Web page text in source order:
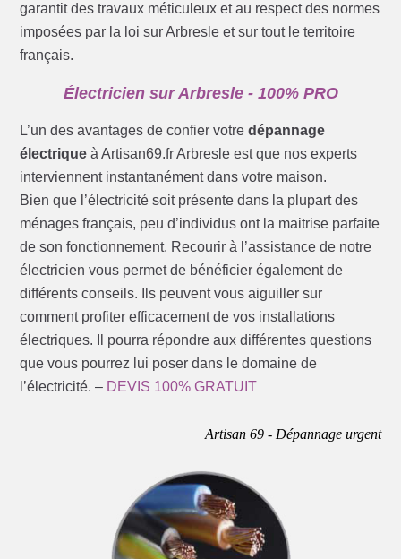
garantit des travaux méticuleux et au respect des normes
imposées par la loi sur Arbresle et sur tout le territoire
français.
Électricien sur Arbresle - 100% PRO
L’un des avantages de confier votredépannage
électrique à Artisan69.fr Arbresle est que nos experts
interviennent instantanément dans votre maison.
Bien que l’électricité soit présente dans la plupart des
ménages français, peu d’individus ont la maitrise parfaite
de son fonctionnement. Recourir à l’assistance de notre
électricien vous permet de bénéficier également de
différents conseils. Ils peuvent vous aiguiller sur
comment profiter efficacement de vos installations
électriques. Il pourra répondre aux différentes questions
que vous pourrez lui poser dans le domaine de
l’électricité. – DEVIS 100% GRATUIT
Artisan 69 - Dépannage urgent